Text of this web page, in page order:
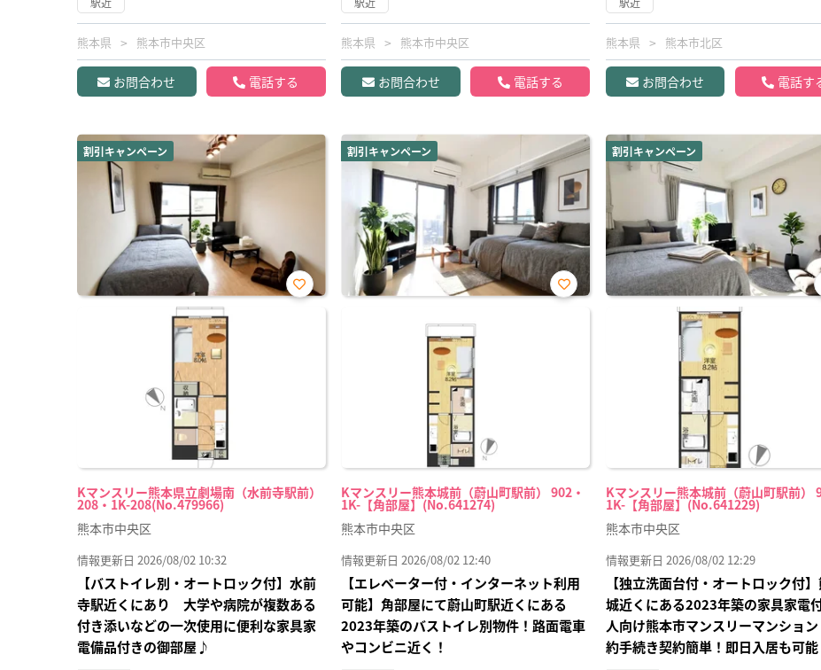
熊本県 熊本市中央区
お問合わせ 電話する
熊本県 熊本市中央区
お問合わせ 電話する
熊本県 熊本市北区
お問合わせ 電話す
割引キャンペーン
Kマンスリー熊本県立劇場南（水前寺駅前）
208・1K-208(No.479966)
お気
熊本市中央区
情報更新日 2026/08/02 10:32
【バストイレ別・オートロック付】水前
寺駅近くにあり 大学や病院が複数ある
付き添いなどの一次使用に便利な家具家
電備品付きの御部屋♪
割引キャンペーン
Kマンスリー熊本城前（蔚山町駅前） 902・
1K-【角部屋】(No.641274)
お気
熊本市中央区
情報更新日 2026/08/02 12:40
【エレベーター付・インターネット利用
可能】角部屋にて蔚山町駅近くにある
2023年築のバストイレ別物件！路面電車
やコンビニ近く！
割引キャンペーン
Kマンスリー熊本城前（蔚山町駅前）
1K-【角部屋】(No.641229)
熊本市中央区
情報更新日 2026/08/02 12:29
【独立洗面台付・オートロック付
城近くにある2023年築の家具家電
人向け熊本市マンスリーマンショ
約手続き契約簡単！即日入居も可能